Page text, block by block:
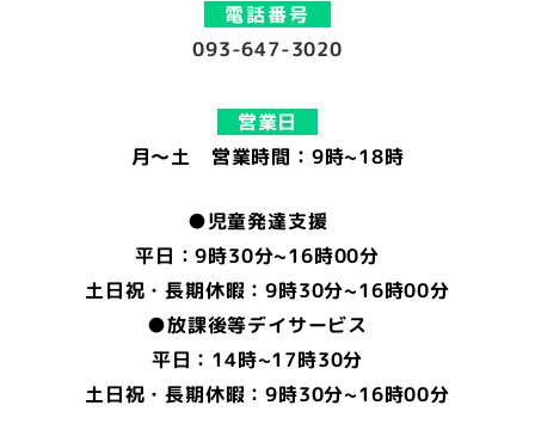
電話番号
093-647-3020
営業日
月～土 営業時間：9時~18時
●児童発達支援
平日：9時30分~16時00分
土日祝・長期休暇：9時30分~16時00分
●放課後等デイサービス
平日：14時~17時30分
土日祝・長期休暇：9時30分~16時00分